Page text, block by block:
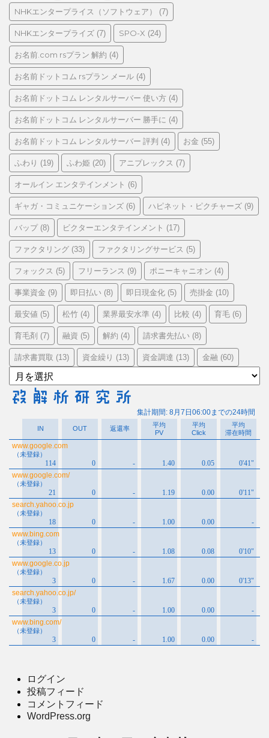
NHKエンタープライス（ソフトウェア） (7)
NHKエンタープライズ (7) SPO-X (24)
お名前.com rsプラン 解約 (4)
お名前ドットコム rsプラン メール (4)
お名前ドットコム レンタルサーバー 使い方 (4)
お名前ドットコム レンタルサーバー 勝手に (4)
お名前ドットコム レンタルサーバー 評判 (4) お金 (55)
ふわり (19) ふわ姫 (20) アニプレックス (7)
オールイン エンタテインメント (6)
ギャガ・コミュニケーションズ (6) ハピネット・ピクチャーズ (9)
バップ(8) ビクターエンタテインメント (17)
ファクタリング (33) ファクタリングサービス (5)
フォックス (5) フリーランス (9) ポニーキャニオン (4)
事業資金 (9) 即日払い (8) 即日現金化 (5) 売掛金 (10)
最安値 (5) 松竹 (4) 業界最安水準 (4) 比較 (4) 育毛 (6)
育毛剤 (7) 融資 (5) 解約 (4) 請求書先払い (8)
請求書買取 (13) 資金繰り (13) 資金調達 (13) 金融 (60)
ア
ー
カ
ログイン
投稿フィード
コメントフィード
WordPress.org